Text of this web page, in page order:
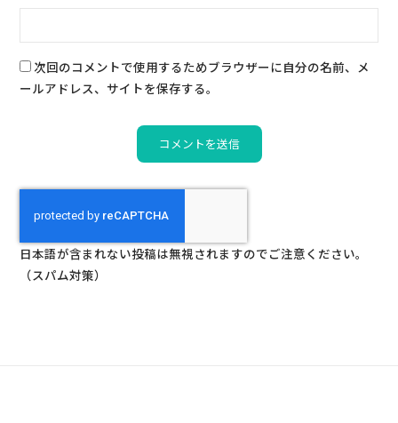
次回のコメントで使用するためブラウザーに自分の名前、メ
ールアドレス、サイトを保存する。
日本語が含まれない投稿は無視されますのでご注意ください。
（スパム対策）